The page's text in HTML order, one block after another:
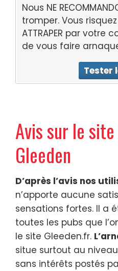
Nous NE
tromper. Vous
ATTRAPER par votre
de vous faire
Tester
Avis sur le
Gleeden
D’après l’avis nos
n’apporte aucune
sensations fortes. Il a
toutes les pubs que
le site Gleeden.fr.
situe surtout au
sans intérêts postés